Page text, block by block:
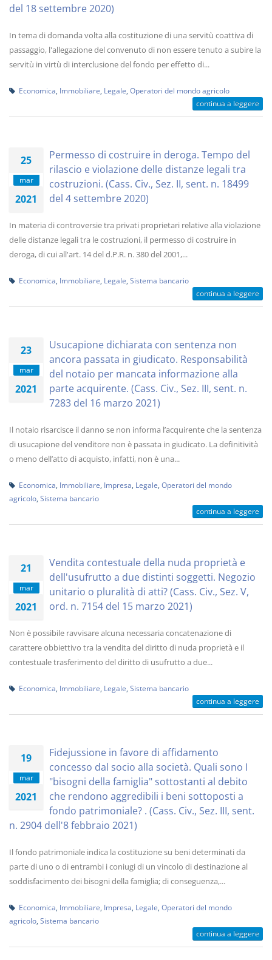
del 18 settembre 2020)
In tema di domanda volta alla costituzione di una servitù coattiva di
passaggio, l'allegazione del convenuto di non essere tenuto a subire la
servitù in virtù di interclusione del fondo per effetto di...
Economica Immobiliare Legale Operatori del mondo agricolo
continua a leggere
25
mar
2021
Permesso di costruire in deroga. Tempo del
rilascio e violazione delle distanze legali tra
costruzioni. (Cass. Civ., Sez. II, sent. n. 18499
del 4 settembre 2020)
In materia di controversie tra privati proprietari relative alla violazione
delle distanze legali tra le costruzioni, il permesso di costruire in
deroga, di cui all'art. 14 del d.P.R. n. 380 del 2001,...
Economica Immobiliare Legale Sistema bancario
continua a leggere
23
mar
2021
Usucapione dichiarata con sentenza non
ancora passata in giudicato. Responsabilità
del notaio per mancata informazione alla
parte acquirente. (Cass. Civ., Sez. III, sent. n.
7283 del 16 marzo 2021)
Il notaio risarcisce il danno se non informa l’acquirente che la sentenza
di usucapione del venditore non è passata in giudicato. La definitività
o meno dell’atto di acquisto, infatti, non è una...
Economica Immobiliare Impresa Legale Operatori del mondo
agricolo Sistema bancario
continua a leggere
21
mar
2021
Vendita contestuale della nuda proprietà e
dell'usufrutto a due distinti soggetti. Negozio
unitario o pluralità di atti? (Cass. Civ., Sez. V,
ord. n. 7154 del 15 marzo 2021)
Non è possibile ravvisare alcuna necessaria concatenazione di
carattere obbiettivo tra la vendita del diritto di nuda proprietà e il
contestuale trasferimento del diritto di usufrutto a due...
Economica Immobiliare Legale Sistema bancario
continua a leggere
19
mar
2021
Fidejussione in favore di affidamento
concesso dal socio alla società. Quali sono I
"bisogni della famiglia" sottostanti al debito
che rendono aggredibili i beni sottoposti a
fondo patrimoniale? . (Cass. Civ., Sez. III, sent.
n. 2904 dell'8 febbraio 2021)
Il fondo patrimoniale indica la costituzione su beni determinati da
parte di uno o di entrambi i coniugi di un vincolo di destinazione al
soddisfacimento dei bisogni della famiglia; di conseguenza,...
Economica Immobiliare Impresa Legale Operatori del mondo
agricolo Sistema bancario
continua a leggere